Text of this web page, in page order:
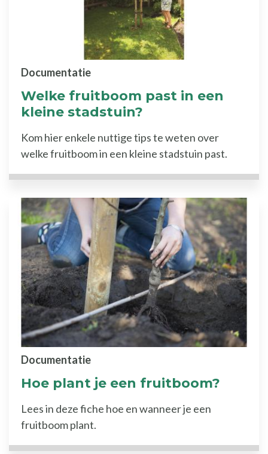
Welke fruitboom past in een
kleine stadstuin?
Documentatie
Kom hier enkele nuttige tips te weten over
welke fruitboom in een kleine stadstuin past.
Hoe plant je een fruitboom?
Documentatie
Lees in deze fiche hoe en wanneer je een
fruitboom plant.